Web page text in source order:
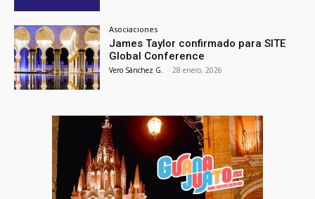
Asociaciones
James Taylor confirmado para SITE
Global Conference
Vero Sánchez G. - 28 enero, 2026